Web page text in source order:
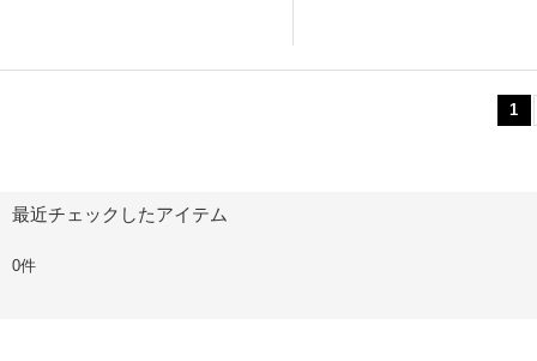
1
最近チェックしたアイテム
0件